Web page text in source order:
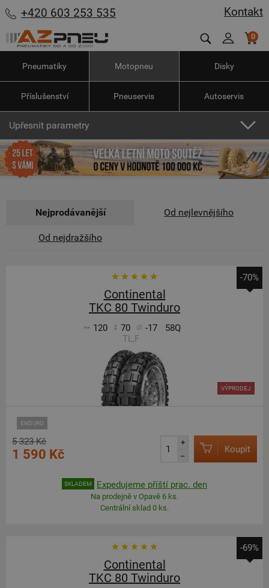
Kontakt
+420 603 253 535
0
Pneumatiky Motopneu Disky
Příslušenství Pneuservis Autoservis
Upřesnit parametry
Nejprodávanější Od nejlevnějšího
Od nejdražšího
-70%
Continental
TKC 80 Twinduro
120 70 -17
58Q
TL,F
ENDURO
VÝPRODEJ
5 323 Kč
1 590 Kč
+
–
Koupit
SKLADEM Expedujeme příští prac. den
Na prodejně v Opavě 6 ks.
Centrální sklad 0 ks.
-69%
Continental
TKC 80 Twinduro